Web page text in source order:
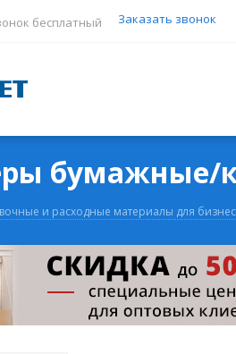
бесплатный Заказать звонок
бумажные/
и расходные материалы для